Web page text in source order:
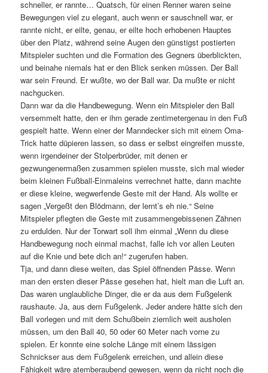
schneller, er rannte… Quatsch, für einen Renner waren seine
Bewegungen viel zu elegant, auch wenn er sauschnell war, er
rannte nicht, er eilte, genau, er eilte hoch erhobenen Hauptes
über den Platz, während seine Augen den günstigst postierten
Mitspieler suchten und die Formation des Gegners überblickten,
und beinahe niemals hat er den Blick senken müssen. Der Ball
war sein Freund. Er wußte, wo der Ball war. Da mußte er nicht
nachgucken.
Dann war da die Handbewegung. Wenn ein Mitspieler den Ball
versemmelt hatte, den er ihm gerade zentimetergenau in den Fuß
gespielt hatte. Wenn einer der Manndecker sich mit einem Oma-
Trick hatte düpieren lassen, so dass er selbst eingreifen musste,
wenn irgendeiner der Stolperbrüder, mit denen er
gezwungenermaßen zusammen spielen musste, sich mal wieder
beim kleinen Fußball-Einmaleins verrechnet hatte, dann machte
er diese kleine, wegwerfende Geste mit der Hand. Als wollte er
sagen „Vergeßt den Blödmann, der lernt’s eh nie.“ Seine
Mitspieler pflegten die Geste mit zusammengebissenen Zähnen
zu erdulden. Nur der Torwart soll ihm einmal „Wenn du diese
Handbewegung noch einmal machst, falle ich vor allen Leuten
auf die Knie und bete dich an!“ zugerufen haben.
Tja, und dann diese weiten, das Spiel öffnenden Pässe. Wenn
man den ersten dieser Pässe gesehen hat, hielt man die Luft an.
Das waren unglaubliche Dinger, die er da aus dem Fußgelenk
raushaute. Ja, aus dem Fußgelenk. Jeder andere hätte sich den
Ball vorlegen und mit dem Schußbein ziemlich weit ausholen
müssen, um den Ball 40, 50 oder 60 Meter nach vorne zu
spielen. Er konnte eine solche Länge mit einem lässigen
Schnickser aus dem Fußgelenk erreichen, und allein diese
Fähigkeit wäre atemberaubend gewesen, wenn da nicht noch die